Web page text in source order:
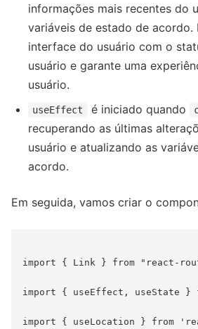
informações mais recentes do
variáveis de estado de acordo.
interface do usuário com o
usuário e garante uma
usuário.
useEffect é iniciado quando
recuperando as últimas
usuário e atualizando as
acordo.
Em seguida, vamos criar o
import { Link } from "react-
import { useEffect, useState
import { useLocation } from